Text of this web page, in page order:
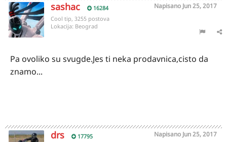
sashac 16284 Napisano Jun 25, 2017
Cool tip, 3255 postova
Lokacija: Beograd
Pa ovoliko su svugde.Jes ti neka prodavnica,cisto da
znamo...
drs 17795 Napisano Jun 25, 2017